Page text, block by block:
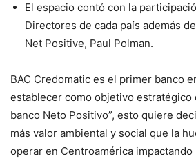
El espacio contó con la
Directores de cada país además
Net Positive, Paul Polman.
BAC Credomatic es el primer banco
establecer como objetivo estratégico
banco Neto Positivo”, esto quiere
más valor ambiental y social que la
operar en Centroamérica